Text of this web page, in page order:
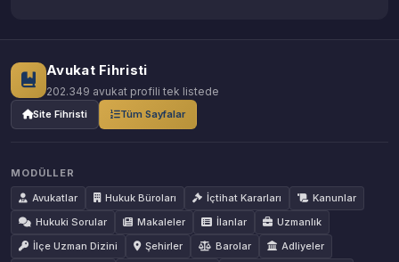
Avukat Fihristi
202.349 avukat profili tek listede
Site Fihristi Tüm Sayfalar
MODÜLLER
Avukatlar
Hukuk Büroları İçtihat Kararları
Kanunlar
Hukuki Sorular
Makaleler İlanlar
Uzmanlık
İlçe Uzman Dizini
Şehirler Barolar
Adliyeler